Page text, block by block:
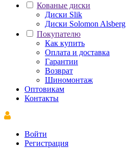
Кованые диски
Диски Slik
Диски Solomon Alsberg
Покупателю
Как купить
Оплата и доставка
Гарантии
Возврат
Шиномонтаж
Оптовикам
Контакты
Войти
Регистрация